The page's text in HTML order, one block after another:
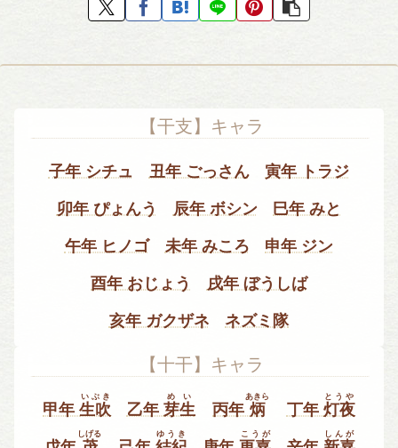
【干支】キャラ
子年 シチュ 丑年 ごっさん 寅年 トラジ
卯年 ぴょんう 辰年 ボシン 巳年 みと
午年 ヒノゴ 未年 みころ 申年 ジン
酉年 おじょう 戌年 ぼうしば
亥年 ガクザネ ネズミ隊
【十干】キャラ
甲年生吹
いぶき
乙年 芽生
めい
丙年 炳
あきら
丁年 灯夜
とうや
しげる ゆうき こうが しんが